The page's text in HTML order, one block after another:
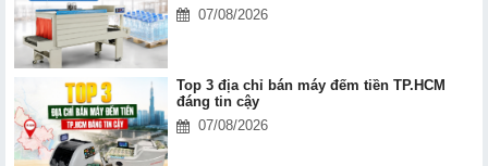
07/08/2026
Top 3 địa chỉ bán máy đếm tiền TP.HCM
đáng tin cậy
07/08/2026